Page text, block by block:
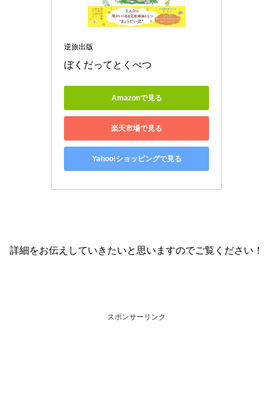
逆旅出版
ぼくだってとくべつ
Amazonで見る
楽天市場で見る
Yahoo!ショッピングで見る
詳細をお伝えしていきたいと思いますのでご覧ください！
スポンサーリンク